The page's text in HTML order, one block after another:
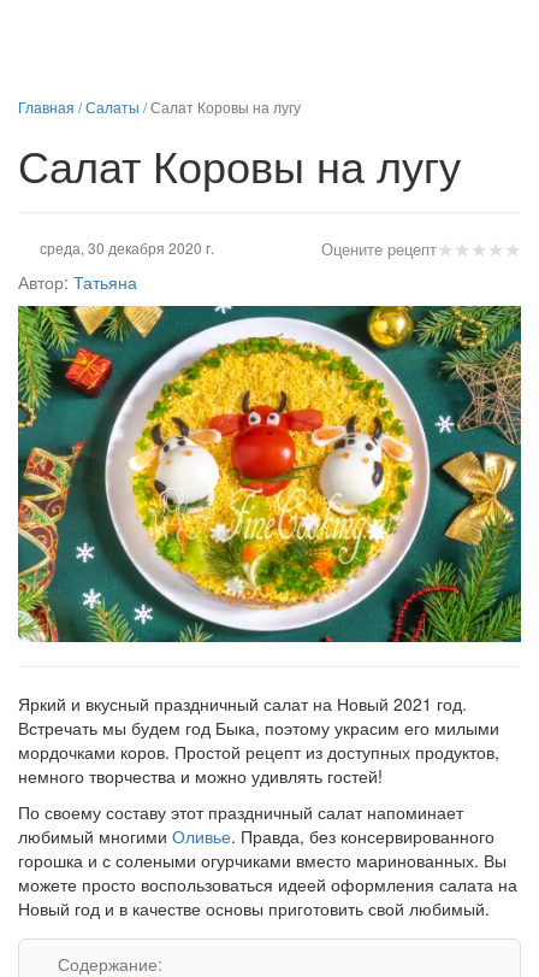
Главная /Салаты /Салат Коровы на лугу
Салат Коровы на лугу
★★★★★
Оцените рецепт
среда, 30 декабря 2020 г.
Автор: Татьяна
Яркий и вкусный праздничный салат на Новый 2021 год.
Встречать мы будем год Быка, поэтому украсим его милыми
мордочками коров. Простой рецепт из доступных продуктов,
немного творчества и можно удивлять гостей!
По своему составу этот праздничный салат напоминает
любимый многими Оливье. Правда, без консервированного
горошка и с солеными огурчиками вместо маринованных. Вы
можете просто воспользоваться идеей оформления салата на
Новый год и в качестве основы приготовить свой любимый.
Содержание: